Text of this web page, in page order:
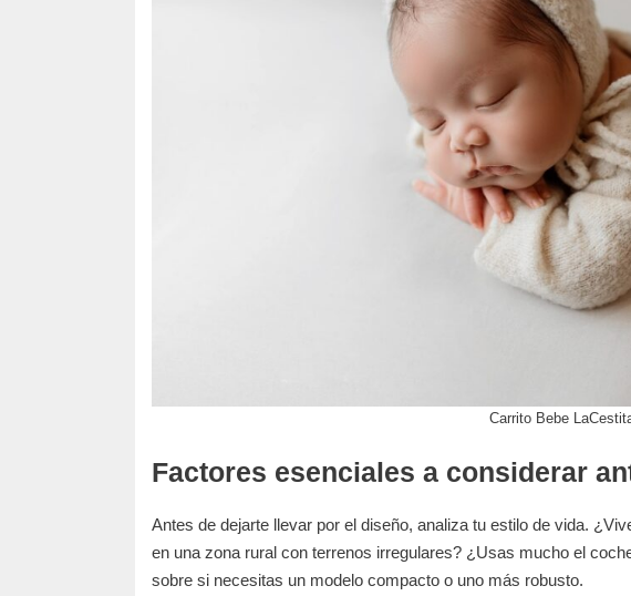
Carrito Bebe
Factores esenciales a considerar
Antes de dejarte llevar por el diseño, analiza tu estilo de vida.
en una zona rural con terrenos irregulares? ¿Usas mucho el
sobre si necesitas un modelo compacto o uno más robusto.